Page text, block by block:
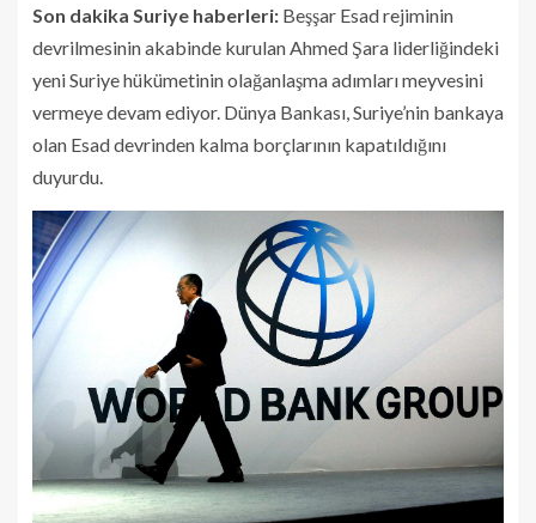
Son dakika Suriye haberleri: Beşşar Esad rejiminin
devrilmesinin akabinde kurulan Ahmed Şara liderliğindeki
yeni Suriye hükümetinin olağanlaşma adımları meyvesini
vermeye devam ediyor. Dünya Bankası, Suriye’nin bankaya
olan Esad devrinden kalma borçlarının kapatıldığını
duyurdu.